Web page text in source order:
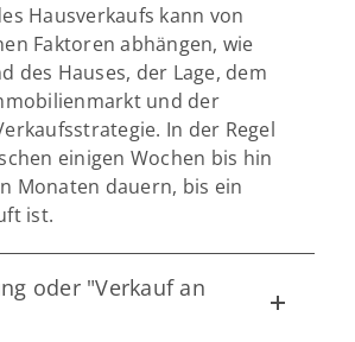
Hausverkaufs kann von
Faktoren abhängen, wie
des Hauses, der Lage, dem
und der
In der Regel
einigen Wochen bis hin
Monaten dauern, bis ein
ist.
oder "Verkauf an